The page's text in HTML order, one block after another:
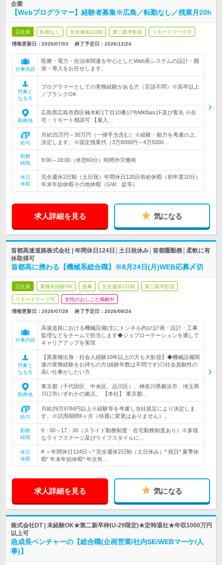
企業
【Webプログラマー】経験者募集※広島／転勤なし／残業月20h
正社員 転勤なし 完全週休2日制 第二新卒歓迎 リモートワーク可
情報更新日：2026/07/03 終了予定日： 2026/12/24
仕事内容
医療・電力・自治体関連を中心としたWeb系システムの設計・開
発・導入をお任せします。
対象と
なる方
プログラマーとしての実務経験がある方（言語不問）※高卒以上
／ブランクOK
勤務地
広島県広島市西区楠木町1丁目10番17号MKflats1F及び客先 ※在
宅・リモート相談可 【雇入…
給与
月給25万円～30万円（一律手当含む）※経験・能力を考慮の上、
決定します。※固定残業代（3万8000円～4万5000…
勤務
時間
9:00～18:00（休憩60分）時間外労働有
休日
休暇
完全週休2日制（土日祝）年間休日120日有給休暇（初年度10日）
年末年始休暇その他休暇（GW、盆等）
求人詳細を見る 気になる
首都高速道路株式会社 | 年間休日124日│土日祝休み│首都圏勤務│柔軟に有
休取得可
首都高に携わる【機械系総合職】※8月24日(月)WEB応募〆切
正社員 業種未経験OK 急募 完全週休2日制 第二新卒歓迎
リモートワーク可 女性のおしごと掲載中
情報更新日：2026/07/28 終了予定日： 2026/08/24
仕事内容
高速道路における機械設備(主にトンネル内)の計画・設計・工事
監理などをチームで担当します◆ジョブローテーションを通して
キャリアアップを実現
対象と
なる方
【異業種出身・社会人経験10年以上の方も大歓迎】◆機械設備関
連の実務経験をお持ちの方(経験年数は不問です)◎社会貢献性の
高い仕事がしたい方
勤務地
東京都（千代田区、中央区、品川区）、神奈川県横浜市、埼玉県
川口市いずれかの拠点。 【本社】 東京都…
給与
月給29万9784円以上※経験等を考慮し当社規定により決定しま
す。※試用期間6ヶ月（待遇に変更はありません）。
勤務
時間
9：00～17：30（スライド勤務制度・在宅勤務制度あり）※多様
なライフステージ及びライフスタイルに…
休日
休暇
# ＜年間休日124日＞* 完全週休2日制（土日休み）* 祝日* 夏季休
暇* 年末年始休暇* 年次有…
求人詳細を見る 気になる
株式会社DT | 未経験OK★第二新卒枠(U-29限定)★定時退社★年収1000万円
以上可
急成長ベンチャーの【総合職(企画営業/社内SE/WEBマーケ/人
事)】